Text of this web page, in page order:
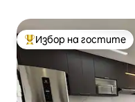
Най-популярен избор
Избор на гостите